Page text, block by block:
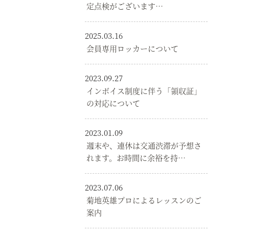
定点検がございます…
2025.03.16
会員専用ロッカーについて
2023.09.27
インボイス制度に伴う「領収証」
の対応について
2023.01.09
週末や、連休は交通渋滞が予想さ
れます。お時間に余裕を持…
2023.07.06
菊地英雄プロによるレッスンのご
案内